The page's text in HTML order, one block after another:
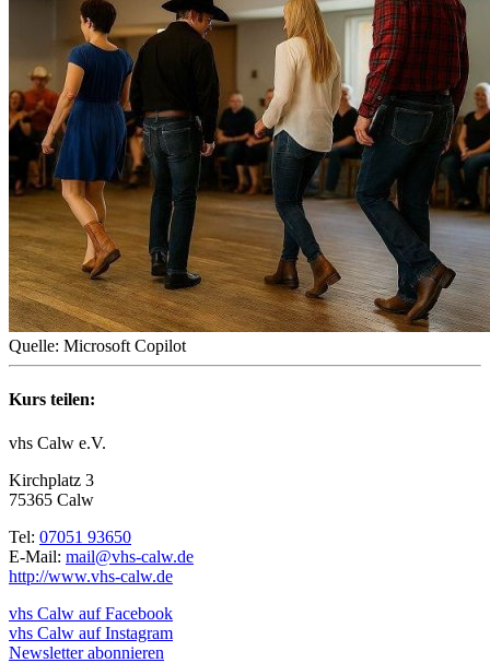
Quelle: Microsoft Copilot
Kurs teilen:
vhs Calw e.V.
Kirchplatz 3
75365 Calw
Tel: 07051 93650
E-Mail: mail@vhs-calw.de
http://www.vhs-calw.de
vhs Calw auf Facebook
vhs Calw auf Instagram
Newsletter abonnieren